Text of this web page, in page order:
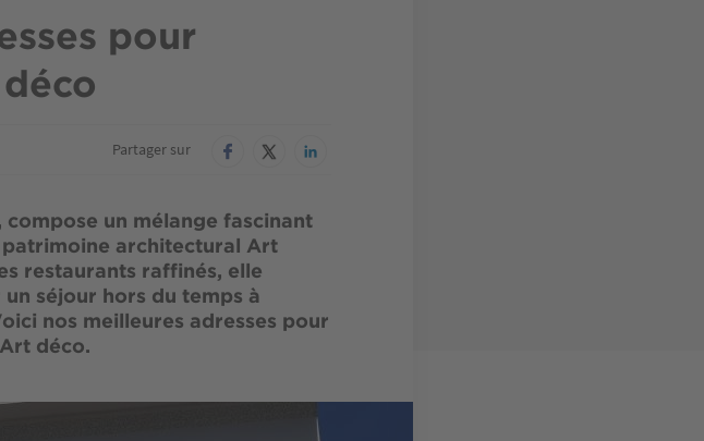
pour
Partager sur
un mélange fascinant
architectural Art
restaurants raffinés, elle
séjour hors du temps à
nos meilleures adresses pour
déco.